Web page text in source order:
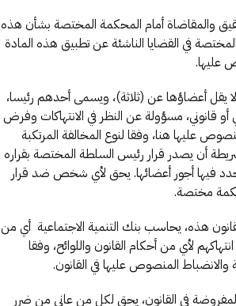
والمقاضاة أمام المحكمة المختصة بشأن هذه
في القضايا الناشئة عن تطبيق هذه المادة
عليها.
لا يقل أعضاؤها عن (ثلاثة)، ويسمى أحدهم رئيسا،
قانوني، مسؤولة عن النظر في الانتهاكات وفرض
عليها هنا، وفقا لنوع المخالفة المرتكبة
أن يصدر قرار رئيس السلطة المختصة بقراره
فيها أجور أعضائها. يحق لأي شخص ضد قرار
مختصة.
هذه، يحاسب بنك التنمية الاجتماعية أي من
لأي من أحكام القانون واللوائح، وفقا
والانضباط المنصوص عليها في القانون.
في القانون، يحق لكل من عانى من ضرر